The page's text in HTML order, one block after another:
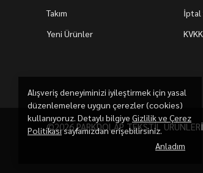
Alışveriş deneyiminizi iyileştirmek için yasal
düzenlemelere uygun çerezler (cookies)
kullanıyoruz. Detaylı bilgiye Gizlilik ve Çerez
Politikasısayfamızdan erişebilirsiniz.
Anladım
Takım
Yeni Ürünler
İptal
KVKK
©2026 PARKDOLAP TEKSTİL